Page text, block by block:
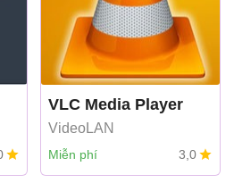
VLC Media Player
VideoLAN
Miễn phí 3,0